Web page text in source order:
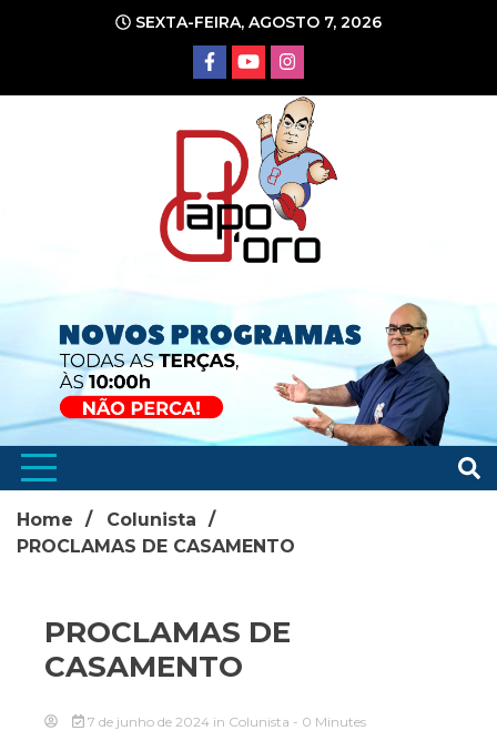
conteúdo
SEXTA-FEIRA, AGOSTO 7, 2026
Home
Colunista
PROCLAMAS DE CASAMENTO
PROCLAMAS DE
CASAMENTO
7 de junho de 2024 in Colunista - 0 Minutes